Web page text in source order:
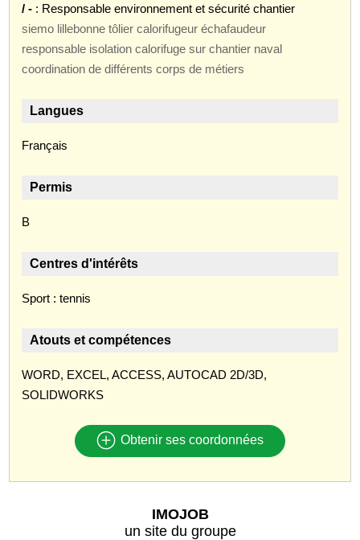
/ - : Responsable environnement et sécurité chantier
siemo lillebonne tôlier calorifugeur échafaudeur
responsable isolation calorifuge sur chantier naval
coordination de différents corps de métiers
Langues
Français
Permis
B
Centres d'intérêts
Sport : tennis
Atouts et compétences
WORD, EXCEL, ACCESS, AUTOCAD 2D/3D,
SOLIDWORKS
Obtenir ses coordonnées
IMOJOB
un site du groupe